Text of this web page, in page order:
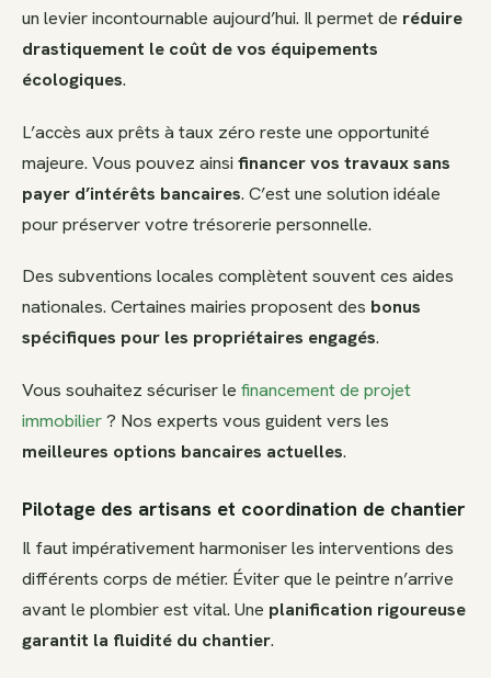
un levier incontournable aujourd’hui. Il permet de réduire
drastiquement le coût de vos équipements
écologiques.
L’accès aux prêts à taux zéro reste une opportunité
majeure. Vous pouvez ainsi financer vos travaux sans
payer d’intérêts bancaires. C’est une solution idéale
pour préserver votre trésorerie personnelle.
Des subventions locales complètent souvent ces aides
nationales. Certaines mairies proposent des bonus
spécifiques pour les propriétaires engagés.
Vous souhaitez sécuriser le financement de projet
immobilier? Nos experts vous guident vers les
meilleures options bancaires actuelles.
Pilotage des artisans et coordination de chantier
Il faut impérativement harmoniser les interventions des
différents corps de métier. Éviter que le peintre n’arrive
avant le plombier est vital. Une planification rigoureuse
garantit la fluidité du chantier.